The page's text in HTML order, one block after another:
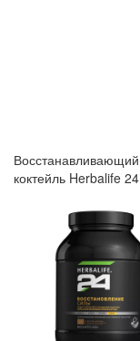
Восстанавливающий
коктейль Herbalife 24